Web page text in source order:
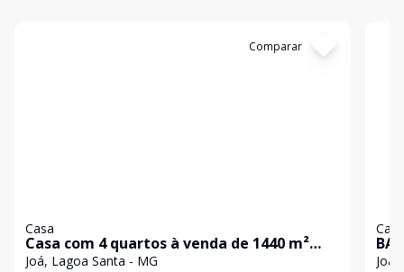
Comparar
Casa
Casa com 4 quartos à venda de 1440 m²
bairro Joá
Joá, Lagoa Santa - MG
Casa